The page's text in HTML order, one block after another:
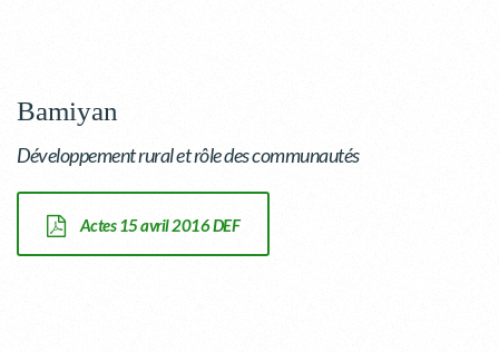
Bamiyan
Développement rural et rôle des communautés
Actes 15 avril 2016 DEF